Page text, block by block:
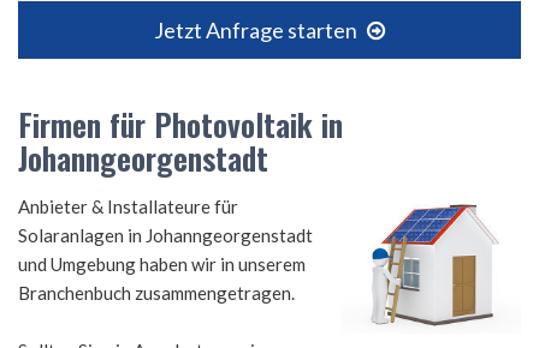
Jetzt Anfrage starten
Firmen für Photovoltaik in
Johanngeorgenstadt
Anbieter & Installateure für
Solaranlagen in Johanngeorgenstadt
und Umgebung haben wir in unserem
Branchenbuch zusammengetragen.